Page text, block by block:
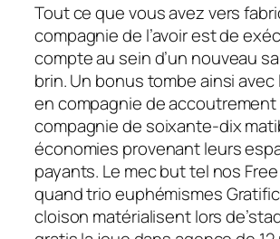
Tout ce que vous avez vers
compagnie de l’avoir est de
compte au sein d’un nouveau
brin. Un bonus tombe ainsi
en compagnie de accoutrement
compagnie de soixante-dix
économies provenant leurs
payants. Le mec but tel nos
quand trio euphémismes
cloison matérialisent lors